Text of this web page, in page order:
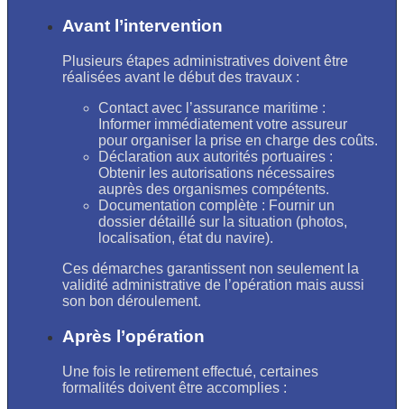
Avant l’intervention
Plusieurs étapes administratives doivent être
réalisées avant le début des travaux :
Contact avec l’assurance maritime :
Informer immédiatement votre assureur
pour organiser la prise en charge des coûts.
Déclaration aux autorités portuaires :
Obtenir les autorisations nécessaires
auprès des organismes compétents.
Documentation complète : Fournir un
dossier détaillé sur la situation (photos,
localisation, état du navire).
Ces démarches garantissent non seulement la
validité administrative de l’opération mais aussi
son bon déroulement.
Après l’opération
Une fois le retirement effectué, certaines
formalités doivent être accomplies :